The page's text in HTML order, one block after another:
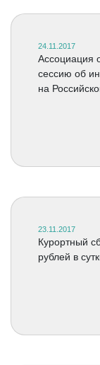
24.11.2017
Ассоциация
сессию об
на
23.11.2017
Курортный
рублей в